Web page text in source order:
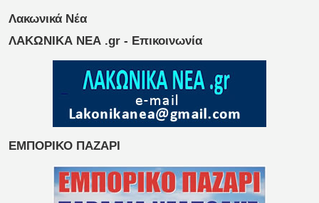
Λακωνικά Νέα
ΛΑΚΩΝΙΚΑ ΝΕΑ .gr - Επικοινωνία
ΕΜΠΟΡΙΚΟ ΠΑΖΑΡΙ